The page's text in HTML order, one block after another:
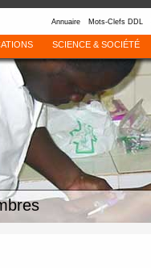
Annuaire Mots-Clefs DDL
SCIENCE & SOCIÉTÉ